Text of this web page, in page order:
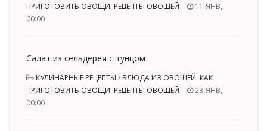
ПРИГОТОВИТЬ ОВОЩИ. РЕЦЕПТЫ ОВОЩЕЙ
11-ЯНВ,
00:00
Салат из сельдерея с тунцом
КУЛИНАРНЫЕ РЕЦЕПТЫ / БЛЮДА ИЗ ОВОЩЕЙ. КАК
ПРИГОТОВИТЬ ОВОЩИ. РЕЦЕПТЫ ОВОЩЕЙ
23-ЯНВ,
00:00